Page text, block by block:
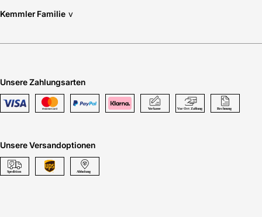
Kemmler Familie v
Unsere Zahlungsarten
Unsere Versandoptionen